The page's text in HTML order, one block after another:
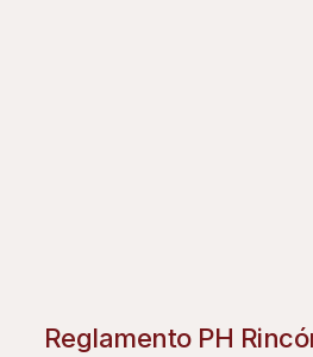
Reglamento PH